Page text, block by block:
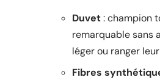
Duvet: champion
remarquable sans
léger ou ranger
Fibres